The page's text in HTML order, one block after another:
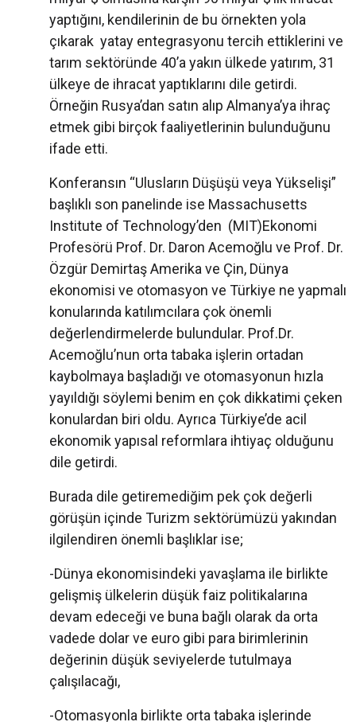
yaptığını, kendilerinin de bu örnekten yola
çıkarak yatay entegrasyonu tercih ettiklerini ve
tarım sektöründe 40’a yakın ülkede yatırım, 31
ülkeye de ihracat yaptıklarını dile getirdi.
Örneğin Rusya’dan satın alıp Almanya’ya ihraç
etmek gibi birçok faaliyetlerinin bulunduğunu
ifade etti.
Konferansın “Ulusların Düşüşü veya Yükselişi”
başlıklı son panelinde ise Massachusetts
Institute of Technology’den (MIT)Ekonomi
Profesörü Prof. Dr. Daron Acemoğlu ve Prof. Dr.
Özgür Demirtaş Amerika ve Çin, Dünya
ekonomisi ve otomasyon ve Türkiye ne yapmalı
konularında katılımcılara çok önemli
değerlendirmelerde bulundular. Prof.Dr.
Acemoğlu’nun orta tabaka işlerin ortadan
kaybolmaya başladığı ve otomasyonun hızla
yayıldığı söylemi benim en çok dikkatimi çeken
konulardan biri oldu. Ayrıca Türkiye’de acil
ekonomik yapısal reformlara ihtiyaç olduğunu
dile getirdi.
Burada dile getiremediğim pek çok değerli
görüşün içinde Turizm sektörümüzü yakından
ilgilendiren önemli başlıklar ise;
-Dünya ekonomisindeki yavaşlama ile birlikte
gelişmiş ülkelerin düşük faiz politikalarına
devam edeceği ve buna bağlı olarak da orta
vadede dolar ve euro gibi para birimlerinin
değerinin düşük seviyelerde tutulmaya
çalışılacağı,
-Otomasyonla birlikte orta tabaka işlerinde